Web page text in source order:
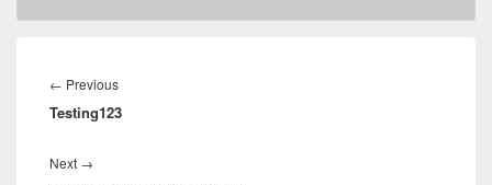
navigation
← PreviousPrevious
post:
Testing123
Next →